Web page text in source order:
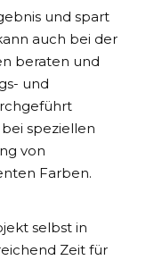
und spart
auch bei der
beraten und
und
speziellen
von
Farben.
selbst in
Zeit für